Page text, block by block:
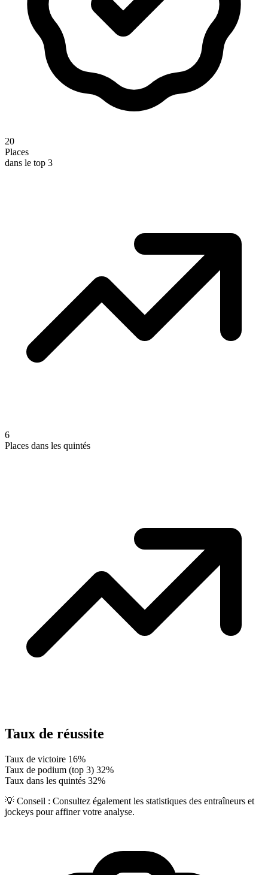
20
Places
dans le top 3
6
Places dans les quintés
Taux de réussite
Taux de victoire 16%
Taux de podium (top 3) 32%
Taux dans les quintés 32%
💡 Conseil : Consultez également les statistiques des entraîneurs et
jockeys pour affiner votre analyse.